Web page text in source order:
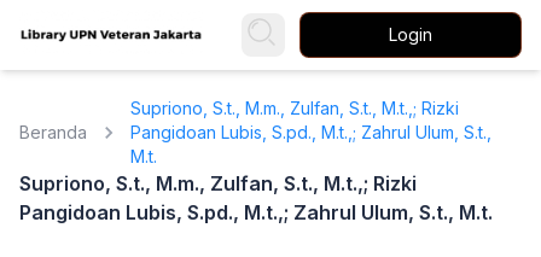
Login
Beranda
Supriono, S.t., M.m., Zulfan, S.t., M.t.,; Rizki
Pangidoan Lubis, S.pd., M.t.,; Zahrul Ulum, S.t.,
M.t.
Supriono, S.t., M.m., Zulfan, S.t., M.t.,; Rizki
Pangidoan Lubis, S.pd., M.t.,; Zahrul Ulum, S.t., M.t.